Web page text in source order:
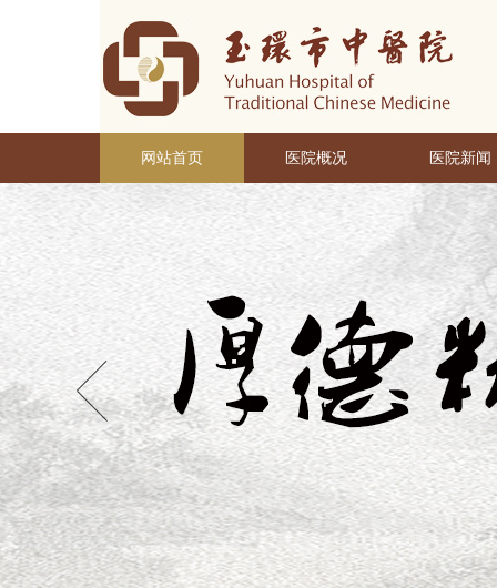
网站首页 医院概况 医院新闻